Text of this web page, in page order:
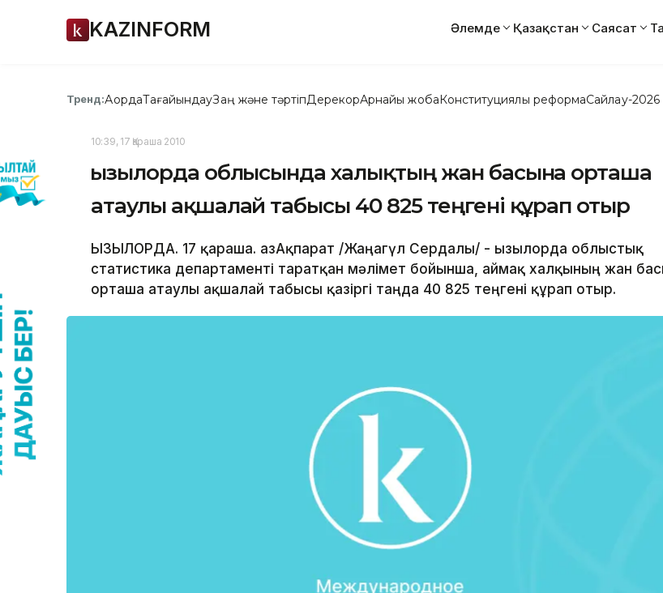
KAZINFORM Әлемде Қазақстан Саясат
Тренд:АқордаТағайындауЗаң және тәртіпДерекқорАрнайы жобаКонституциялық реформаСайлау-2026
10:39, 17 Қараша 2010
Қызылорда облысында халықтың жан басына орташа
атаулы ақшалай табысы 40 825 теңгені құрап отыр
ҚЫЗЫЛОРДА. 17 қараша. ҚазАқпарат /Жаңагүл Сердалы/ - Қызылорда облыстық
статистика департаменті таратқан мәлімет бойынша, аймақ халқының жан
орташа атаулы ақшалай табысы қазіргі таңда 40 825 теңгені құрап отыр.